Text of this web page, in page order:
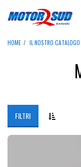
HOME IL NOSTRO CATALOGO
FILTRI